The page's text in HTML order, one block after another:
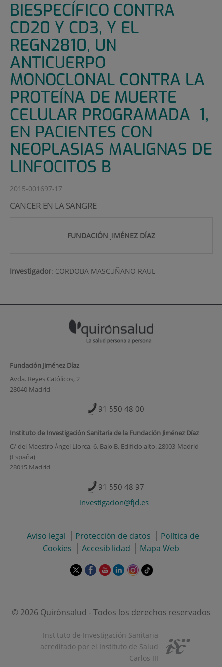
BIESPECÍFICO CONTRA
CD20 Y CD3, Y EL
REGN2810, UN
ANTICUERPO
MONOCLONAL CONTRA LA
PROTEÍNA DE MUERTE
CELULAR PROGRAMADA 1,
EN PACIENTES CON
NEOPLASIAS MALIGNAS DE
LINFOCITOS B
2015-001697-17
CANCER EN LA SANGRE
FUNDACIÓN JIMÉNEZ DÍAZ
Investigador: CORDOBA MASCUÑANO RAUL
Fundación Jiménez Díaz
Avda. Reyes Católicos, 2
28040 Madrid
91 550 48 00
Instituto de Investigación Sanitaria de la Fundación Jiménez Díaz
C/ del Maestro Ángel Llorca, 6. Bajo B. Edificio alto. 28003-Madrid
(España)
28015 Madrid
91 550 48 97
investigacion@fjd.es
Aviso legal Protección de datos
Política de
Cookies
Accesibilidad Mapa Web
Este
en
ventana
nueva.
Este
en
ventana
nueva.
Este
en
ventana
Este
en
ventana
nueva.
Este
en
ventana
nueva.
Enlace
externa.
© 2026 Quirónsalud - Todos los derechos reservados
Instituto de Investigación Sanitaria
acreditado por el Instituto de Salud
Carlos III